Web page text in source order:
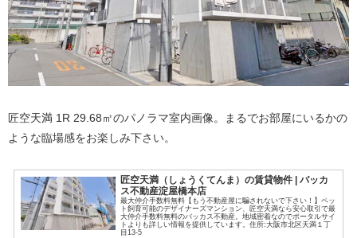
匠空天満 1R 29.68㎡のパノラマ室内画像。まるでお部屋にいるかの
ような臨場感をお楽しみ下さい。
匠空天満（しょうくてんま）の賃貸物件 | バッカ
ス不動産淀屋橋本店
最大仲介手数料無料【もう不動産屋に騙されないで下さい！】ペッ
ト飼育可能のデザイナーズマンション、匠空天満なら安心取引で最
大仲介手数料無料のバッカス不動産。地域密着なのでポータルサイ
トよりも詳しい情報を提供しています。住所:大阪市北区天満１丁
目13-5